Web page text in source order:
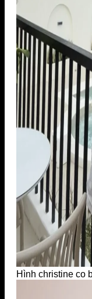
Hình christine co